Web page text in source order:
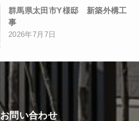
群馬県太田市Y様邸 新築外構工
事
2026年7月7日
お問い合わせ